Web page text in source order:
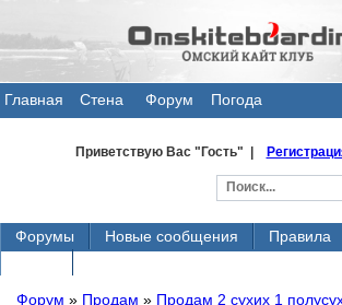
Главная
Стена
Форум Погода
Приветствую Вас"Гость" |
Форумы Новые сообщения Правила
Форум » Продам » Продам 2 сухих 1